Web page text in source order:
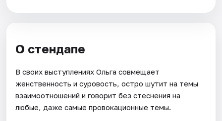
О стендапе
В своих выступлениях Ольга совмещает
женственность и суровость, остро шутит на темы
взаимоотношений и говорит без стеснения на
любые, даже самые провокационные темы.